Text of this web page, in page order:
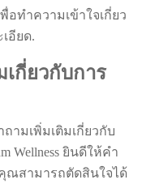
ทำความเข้าใจเกี่ยว
อียด.
เกี่ยวกับการ
ามเพิ่มเติมเกี่ยวกับ
Wellness ยินดีให้คำ
ณสามารถตัดสินใจได้